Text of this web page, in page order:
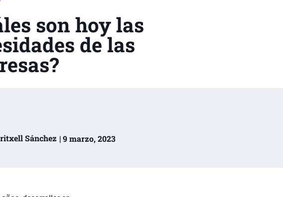
son hoy las
de las
Sánchez | 9 marzo, 2023